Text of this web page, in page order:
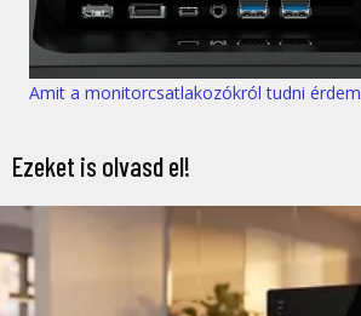
Amit a monitorcsatlakozókról tudni
Ezeket is olvasd el!